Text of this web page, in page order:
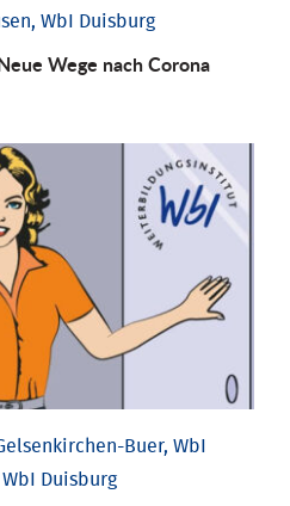
WbI Duisburg
Wege nach Corona
Buer, WbI
WbI Duisburg